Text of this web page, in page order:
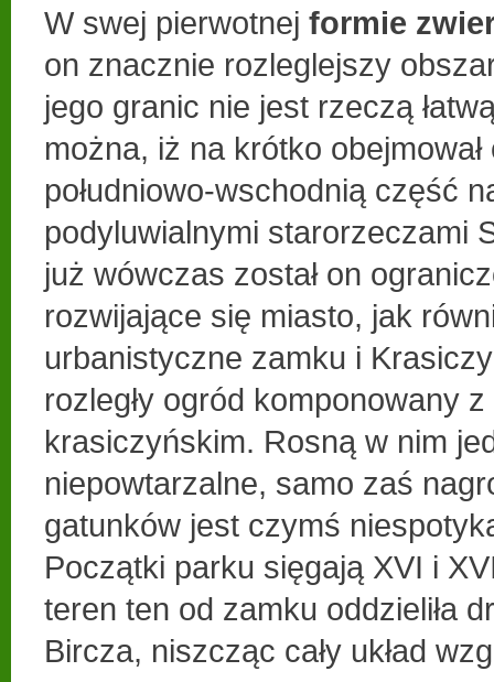
W swej pierwotnej formie
on znacznie rozleglejszy
jego granic nie jest rzeczą
można, iż na krótko
południowo-wschodnią część
podyluwialnymi starorzeczami
już wówczas został on
rozwijające się miasto, jak
urbanistyczne zamku i
rozległy ogród komponowany
krasiczyńskim. Rosną w nim
niepowtarzalne, samo zaś
gatunków jest czymś
Początki parku sięgają XVI i
teren ten od zamku oddzieliła
Bircza, niszcząc cały układ